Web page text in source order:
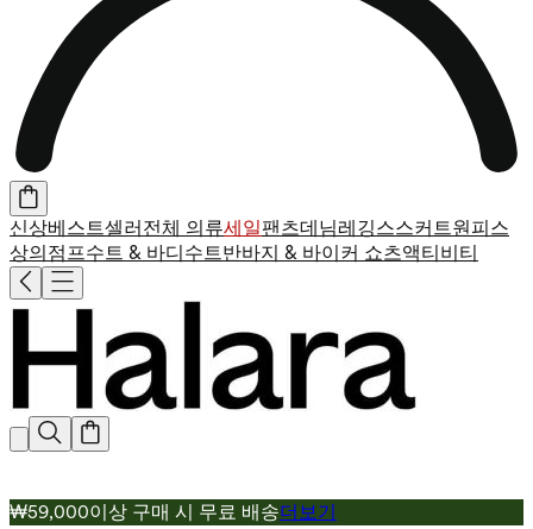
신상베스트셀러전체 의류세일팬츠데님레깅스스커트원피스
상의점프수트 & 바디수트반바지 & 바이커 쇼츠액티비티
₩59,000이상 구매 시 무료 배송더보기